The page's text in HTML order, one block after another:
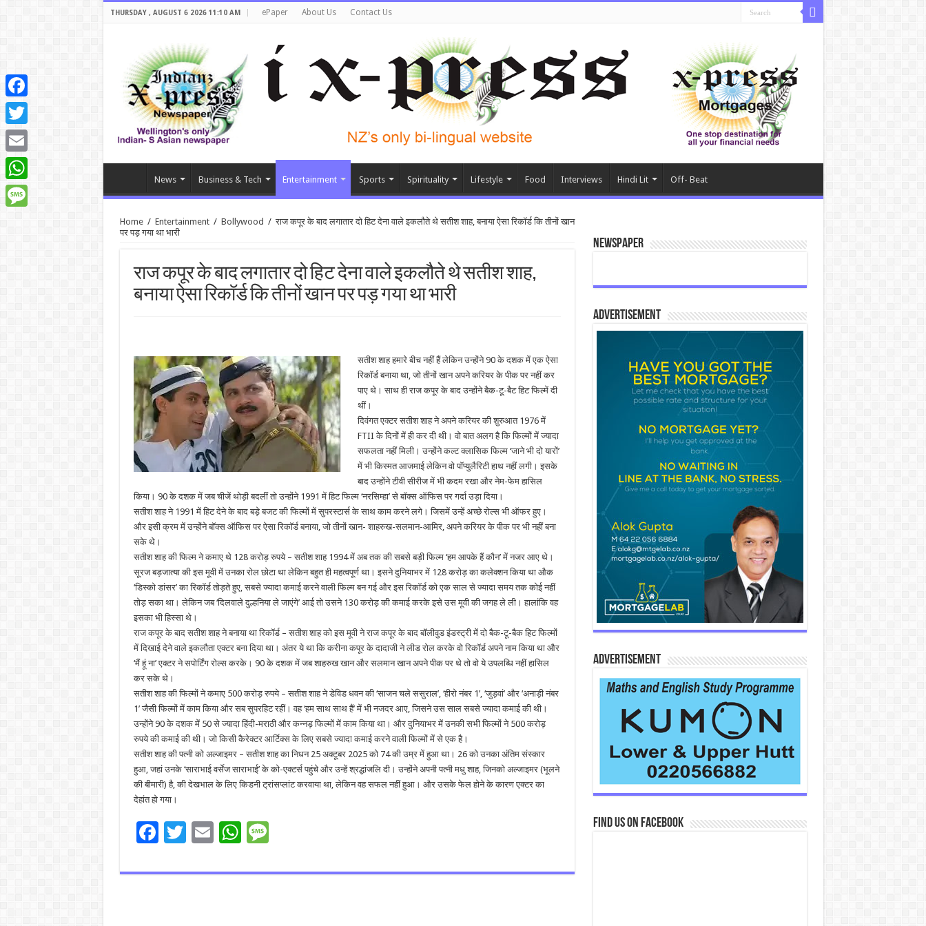
THURSDAY , AUGUST 6 2026 11:10 AM ePaper About Us Contact Us
News Business & Tech Entertainment Sports Spirituality Lifestyle Food Interviews Hindi Lit Off- Beat
Home / Entertainment / Bollywood / राज कपूर के बाद लगातार दो हिट देना वाले इकलौते थे सतीश शाह, बनाया ऐसा रिकॉर्ड कि तीनों खान
पर पड़ गया था भारी
राज कपूर के बाद लगातार दो हिट देना वाले इकलौते थे सतीश शाह,
बनाया ऐसा रिकॉर्ड कि तीनों खान पर पड़ गया था भारी
सतीश शाह हमारे बीच नहीं हैं लेकिन उन्होंने 90 के दशक में एक ऐसा
रिकॉर्ड बनाया था, जो तीनों खान अपने करियर के पीक पर नहीं कर
पाए थे। साथ ही राज कपूर के बाद उन्होंने बैक-टू-बैट हिट फिल्में दी
थीं।
दिवंगत एक्टर सतीश शाह ने अपने करियर की शुरुआत 1976 में
FTII के दिनों में ही कर दी थी। वो बात अलग है कि फिल्मों में ज्यादा
सफलता नहीं मिली। उन्होंने कल्ट क्लासिक फिल्म ‘जाने भी दो यारों’
में भी किस्मत आजमाई लेकिन वो पॉप्युलैरिटी हाथ नहीं लगी। इसके
बाद उन्होंने टीवी सीरीज में भी कदम रखा और नेम-फेम हासिल
किया। 90 के दशक में जब चीजें थोड़ी बदलीं तो उन्होंने 1991 में हिट फिल्म ‘नरसिम्हा’ से बॉक्स ऑफिस पर गर्दा उड़ा दिया।
सतीश शाह ने 1991 में हिट देने के बाद बड़े बजट की फिल्मों में सुपरस्टार्स के साथ काम करने लगे। जिसमें उन्हें अच्छे रोल्स भी ऑफर हुए।
और इसी क्रम में उन्होंने बॉक्स ऑफिस पर ऐसा रिकॉर्ड बनाया, जो तीनों खान- शाहरुख-सलमान-आमिर, अपने करियर के पीक पर भी नहीं बना
सके थे।
सतीश शाह की फिल्म ने कमाए थे 128 करोड़ रुपये – सतीश शाह 1994 में अब तक की सबसे बड़ी फिल्म ‘हम आपके हैं कौन’ में नजर आए थे।
सूरज बड़जात्या की इस मूवी में उनका रोल छोटा था लेकिन बहुत ही महत्वपूर्ण था। इसने दुनियाभर में 128 करोड़ का कलेक्शन किया था औक
‘डिस्को डांसर’ का रिकॉर्ड तोड़ते हुए, सबसे ज्यादा कमाई करने वाली फिल्म बन गई और इस रिकॉर्ड को एक साल से ज्यादा समय तक कोई नहीं
तोड़ सका था। लेकिन जब ‘दिलवाले दुल्हनिया ले जाएंगे’ आई तो उसने 130 करोड़ की कमाई करके इसे उस मूवी की जगह ले ली। हालांकि वह
इसका भी हिस्सा थे।
राज कपूर के बाद सतीश शाह ने बनाया था रिकॉर्ड – सतीश शाह को इस मूवी ने राज कपूर के बाद बॉलीवुड इंडस्ट्री में दो बैक-टू-बैक हिट फिल्मों
में दिखाई देने वाले इकलौता एक्टर बना दिया था। अंतर ये था कि करीना कपूर के दादाजी ने लीड रोल करके वो रिकॉर्ड अपने नाम किया था और
‘मैं हूं ना’ एक्टर ने सपोर्टिंग रोल्स करके। 90 के दशक में जब शाहरुख खान और सलमान खान अपने पीक पर थे तो वो ये उपलब्धि नहीं हासिल
कर सके थे।
सतीश शाह की फिल्मों ने कमाए 500 करोड़ रुपये – सतीश शाह ने डेविड धवन की ‘साजन चले ससुराल’, ‘हीरो नंबर 1’, ‘जुड़वां’ और ‘अनाड़ी नंबर
1’ जैसी फिल्मों में काम किया और सब सुपरहिट रहीं। वह ‘हम साथ साथ हैं’ में भी नजदर आए, जिसने उस साल सबसे ज्यादा कमाई की थी।
उन्होंने 90 के दशक में 50 से ज्यादा हिंदी-मराठी और कन्नड़ फिल्मों में काम किया था। और दुनियाभर में उनकी सभी फिल्मों ने 500 करोड़
रुपये की कमाई की थी। जो किसी कैरेक्टर आर्टिक्स के लिए सबसे ज्यादा कमाई करने वाली फिल्मों में से एक है।
सतीश शाह की पत्नी को अल्जाइमर – सतीश शाह का निधन 25 अक्टूबर 2025 को 74 की उम्र में हुआ था। 26 को उनका अंतिम संस्कार
हुआ, जहां उनके ‘साराभाई वर्सेज साराभाई’ के को-एक्टर्स पहुंचे और उन्हें श्रद्धांजलि दी। उन्होंने अपनी पत्नी मधु शाह, जिनको अल्जाइमर (भूलने
की बीमारी) है, की देखभाल के लिए किडनी ट्रांसप्लांट करवाया था, लेकिन वह सफल नहीं हुआ। और उसके फेल होने के कारण एक्टर का
देहांत हो गया।
F
e
T
tt
E
ai
W
at
M
sa
Newspaper
Advertisement
Advertisement
Find us on Facebook
Facebook
Twitter
Email
WhatsApp